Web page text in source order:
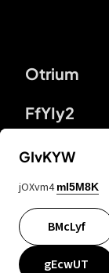
Otrium
FfYIy2
wZQPfd
nLC6tu
GIvKYW
jOXvm4 mI5M8K
BMcLyf
gEcwUT